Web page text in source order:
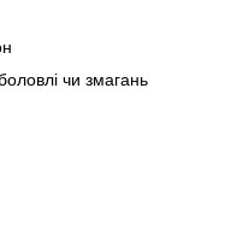
чи змагань